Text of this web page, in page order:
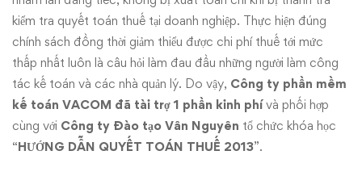
Tàu
kiểm tra quyết toán thuế tại doanh nghiệp. Thực hiện đúng
chính sách đồng thời giảm thiểu được chi phí thuế tới mức
thấp nhất luôn là câu hỏi làm đau đầu những người làm công
tác kế toán và các nhà quản lý. Do vậy, Công ty phần mềm
kế toán VACOM đã tài trợ 1 phần kinh phívà phối hợp
cùng với Công ty Đào tạo Vân Nguyên tổ chức khóa học
“HƯỚNG DẪN QUYẾT TOÁN THUẾ 2013”.